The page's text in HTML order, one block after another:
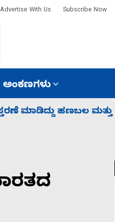
Advertise With Us Subscribe Now
ಅಂಕಣಗಳು
40 ಲಷ್ಕರ್ ಸದಸ್ಯರನ್ನು